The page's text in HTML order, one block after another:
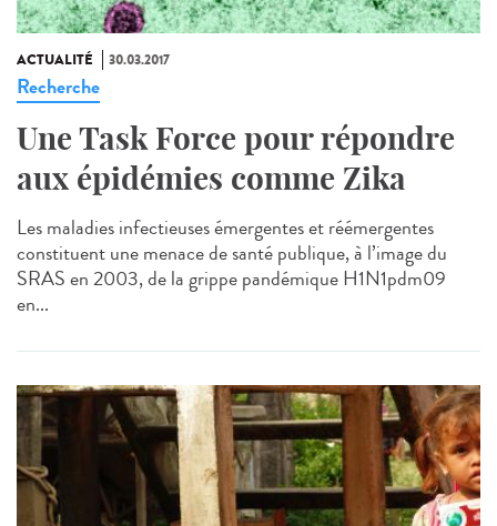
ACTUALITÉ 30.03.2017
Recherche
Une Task Force pour répondre
aux épidémies comme Zika
Les maladies infectieuses émergentes et réémergentes
constituent une menace de santé publique, à l’image du
SRAS en 2003, de la grippe pandémique H1N1pdm09
en...